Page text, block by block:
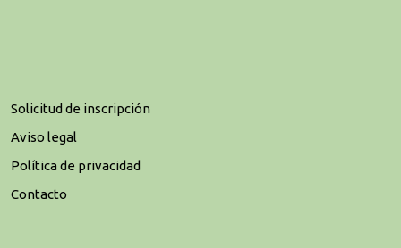
Solicitud de inscripción
Aviso legal
Política de privacidad
Contacto